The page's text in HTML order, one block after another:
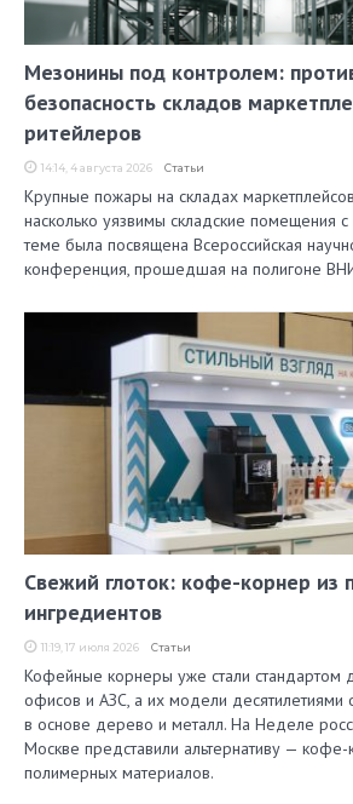
Мезонины под контролем:
безопасность складов
ритейлеров
14:14, 4 августа 2026 Статьи
Крупные пожары на складах
насколько уязвимы складские помещения
теме была посвящена Всероссийская
конференция, прошедшая на полигоне
Свежий глоток: кофе-корнер из
ингредиентов
11:19, 17 июля 2026 Статьи
Кофейные корнеры уже стали стандартом
офисов и АЗС, а их модели десятилетиями
в основе дерево и металл. На Неделе
Москве представили альтернативу — кофе-
полимерных материалов.